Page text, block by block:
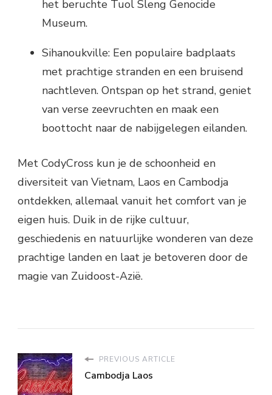
het beruchte Tuol Sleng Genocide
Museum.
Sihanoukville: Een populaire badplaats
met prachtige stranden en een bruisend
nachtleven. Ontspan op het strand, geniet
van verse zeevruchten en maak een
boottocht naar de nabijgelegen eilanden.
Met CodyCross kun je de schoonheid en
diversiteit van Vietnam, Laos en Cambodja
ontdekken, allemaal vanuit het comfort van je
eigen huis. Duik in de rijke cultuur,
geschiedenis en natuurlijke wonderen van deze
prachtige landen en laat je betoveren door de
magie van Zuidoost-Azië.
PREVIOUS ARTICLE
Cambodja Laos